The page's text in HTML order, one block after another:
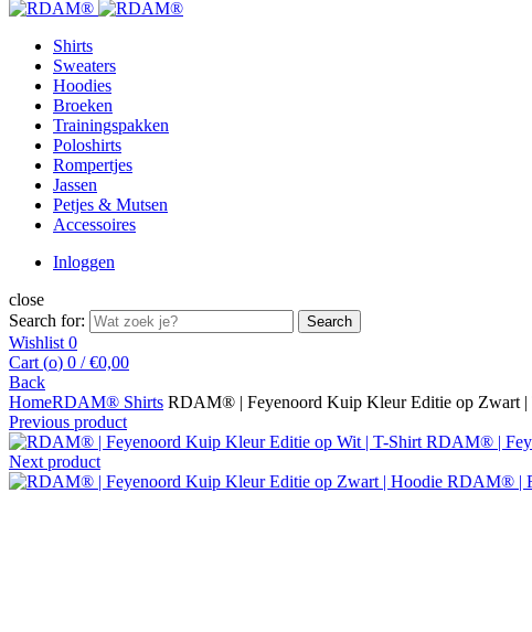
Shirts
Sweaters
Hoodies
Broeken
Trainingspakken
Poloshirts
Rompertjes
Jassen
Petjes & Mutsen
Accessoires
Inloggen
close
Search for:
Search
Wishlist 0
Cart (o) 0 / €0,00
Back
HomeRDAM® Shirts RDAM® | Feyenoord Kuip Kleur Editie op Zwart |
Previous product
RDAM® |
Next product
RDAM® |